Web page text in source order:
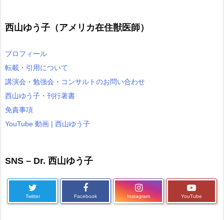
西山ゆう子（アメリカ在住獣医師）
プロフィール
転載・引用について
講演会・勉強会・コンサルトのお問い合わせ
西山ゆう子・刊行著書
免責事項
YouTube 動画 | 西山ゆう子
SNS – Dr. 西山ゆう子
Twitter Facebook Instagram YouTube